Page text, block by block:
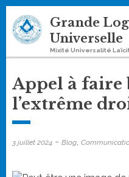
Skip
to
content
Grande
Universelle
Mixité Universalité
Appel à faire
l’extrême
3 juillet 2024 - Blog,